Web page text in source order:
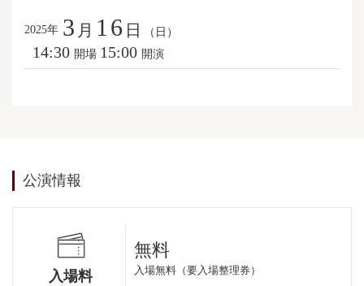
2025年 3 月 16 日 （日）
14:30 開場 15:00 開演
公演情報
入場料
無料
入場無料（要入場整理券）